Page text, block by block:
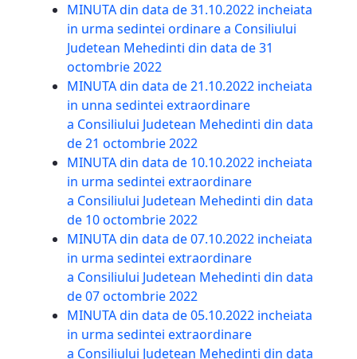
MINUTA din data de 31.10.2022 incheiata
in urma sedintei ordinare a Consiliului
Judetean Mehedinti din data de 31
octombrie 2022
MINUTA din data de 21.10.2022 incheiata
in unna sedintei extraordinare
a Consiliului Judetean Mehedinti din data
de 21 octombrie 2022
MINUTA din data de 10.10.2022 incheiata
in urma sedintei extraordinare
a Consiliului Judetean Mehedinti din data
de 10 octombrie 2022
MINUTA din data de 07.10.2022 incheiata
in urma sedintei extraordinare
a Consiliului Judetean Mehedinti din data
de 07 octombrie 2022
MINUTA din data de 05.10.2022 incheiata
in urma sedintei extraordinare
a Consiliului Judetean Mehedinti din data